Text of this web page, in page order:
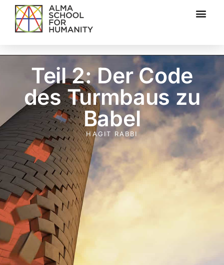
Teil 2: Der Code
des Turmbaus zu
Babel
HAGIT RABBI